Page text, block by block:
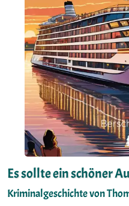
Es sollte ein schöner
Kriminalgeschichte von